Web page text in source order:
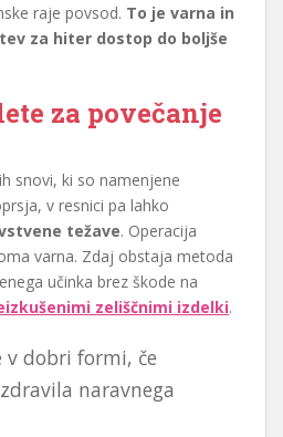
raje povsod. To je varna in
za hiter dostop do boljše
za povečanje
snovi, ki so namenjene
v resnici pa lahko
težave. Operacija
varna. Zdaj obstaja metoda
učinka brez škode na
zeliščnimi izdelki.
v dobri formi, če
naravnega